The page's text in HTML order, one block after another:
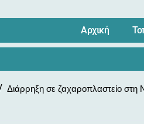
Αρχική
Διάρρηξη σε ζαχαροπλαστείο στη